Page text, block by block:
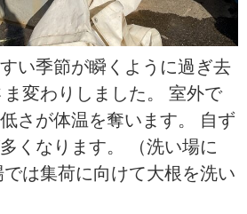
い季節が瞬くように過ぎ去
変わりしました。 室外で
さが体温を奪います。 自ず
くなります。 （洗い場に
は集荷に向けて大根を洗い